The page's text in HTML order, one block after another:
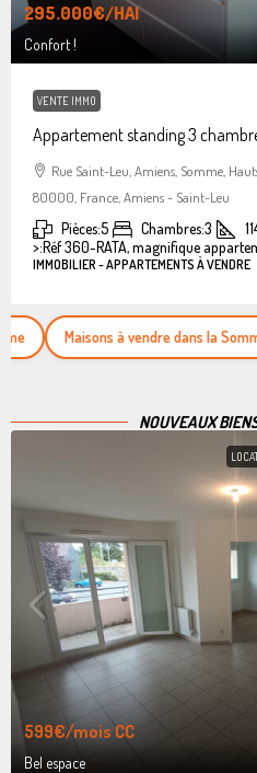
295.000€/HAI
Confort !
VENTE IMMO
Appartement standing 3
Rue Saint-Leu, Amiens, Somme,
80000, France, Amiens - Saint-Leu
Pièces:5 Chambres:3
>:Réf 360-RATA, magnifique
IMMOBILIER - APPARTEMENTS À VENDRE
Maisons à vendre dans la Somme
NOUVEAUX
599€/mois CC
Bel espace